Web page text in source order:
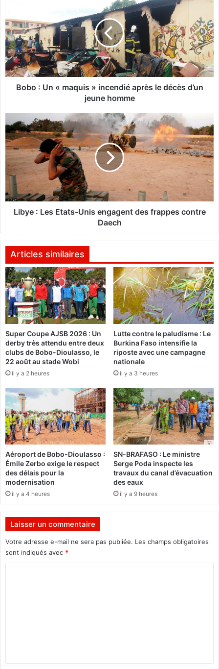
o
:
U
n
«
m
s
»
i
n
c
d
p
s
l
e
d
é
c
è
s
d
’
u
j
e
u
n
e
h
o
m
m
Bobo : Un « maquis » incendié après le décès d’un
jeune homme
i
b
y
e
:
L
e
s
a
t
-
U
n
i
s
e
n
g
a
g
e
n
d
e
s
f
r
p
p
n
t
r
e
Libye : Les Etats-Unis engagent des frappes contre
Daech
Articles similaires
Super Coupe AJSB 2026 : Un
derby très attendu entre deux
clubs de Bobo-Dioulasso, le
22 août au stade Wobi
il y a 2 heures
Lutte contre le paludisme : Le
Burkina Faso intensifie la
riposte avec une campagne
nationale
il y a 3 heures
Aéroport de Bobo-Dioulasso :
Émile Zerbo exige le respect
des délais pour la
modernisation
il y a 4 heures
SN-BRAFASO : Le ministre
Serge Poda inspecte les
travaux du canal d’évacuation
des eaux
il y a 9 heures
Laisser un commentaire
Votre adresse e-mail ne sera pas publiée. Les champs obligatoires
sont indiqués avec *